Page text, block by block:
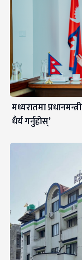
मध्यरातमा
धैर्य गर्नुहोस्’